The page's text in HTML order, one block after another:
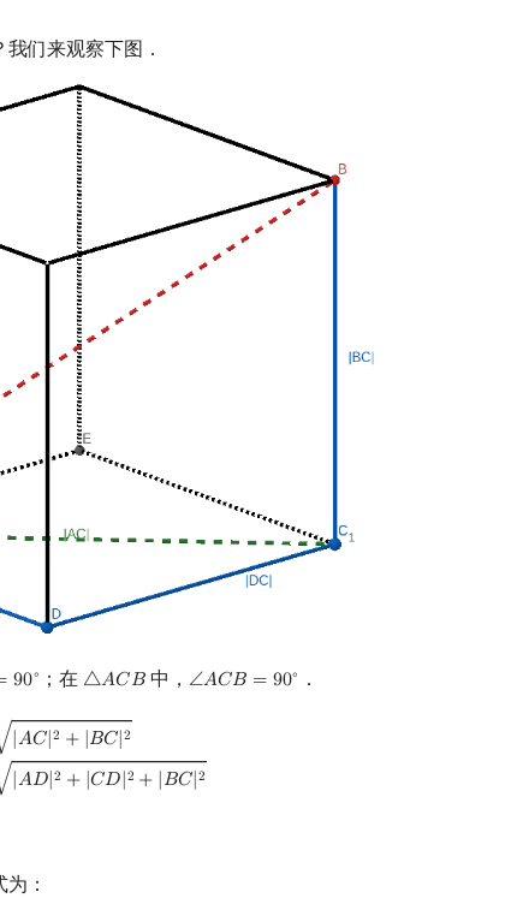
们来观察下图．
90∘
∘ ；在 △𝐴𝐶𝐵
△ACB 中， ∠𝐴𝐶𝐵 = 90∘
∠ACB= 90 ∘ ．
|𝐴𝐶|2 + |𝐵𝐶|2
|𝐴𝐷|2 + |𝐶𝐷|2 + |𝐵𝐶|2
+|BC|2=|AD|2+|C
：